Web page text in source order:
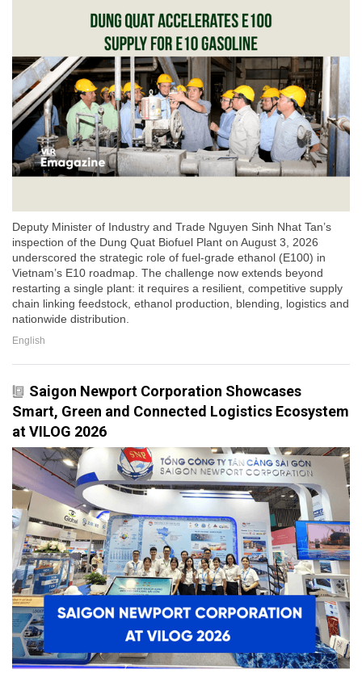
Deputy Minister of Industry and Trade Nguyen Sinh Nhat Tan’s
inspection of the Dung Quat Biofuel Plant on August 3, 2026
underscored the strategic role of fuel-grade ethanol (E100) in
Vietnam’s E10 roadmap. The challenge now extends beyond
restarting a single plant: it requires a resilient, competitive supply
chain linking feedstock, ethanol production, blending, logistics and
nationwide distribution.
English
Saigon Newport Corporation Showcases
Smart, Green and Connected Logistics Ecosystem
at VILOG 2026